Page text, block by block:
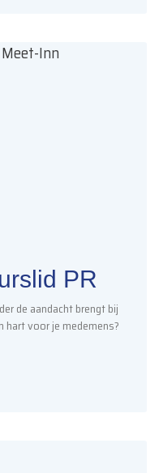
PR
de aandacht brengt bij
hart voor je medemens?